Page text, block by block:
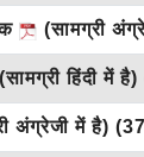
(सामग्री
(सामग्री हिंदी में है)
अंग्रेजी में है)